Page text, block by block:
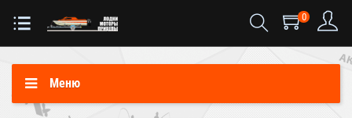
0
Меню